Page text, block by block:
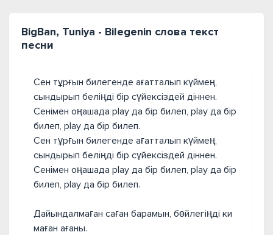
BigBan, Tuniya - Bilegenin слова текст
песни
Сен тұрғын билегенде ағатталып күймең,
сындырып беліңді бір сүйексіздей діннен.
Сенімен оңашада play да бір билеп, play да бір
билеп, play да бір билеп.
Сен тұрғын билегенде ағатталып күймең,
сындырып беліңді бір сүйексіздей діннен.
Сенімен оңашада play да бір билеп, play да бір
билеп, play да бір билеп.
Дайындалмаған саған барамын, бөйлегіңді ки
маған ағаны.